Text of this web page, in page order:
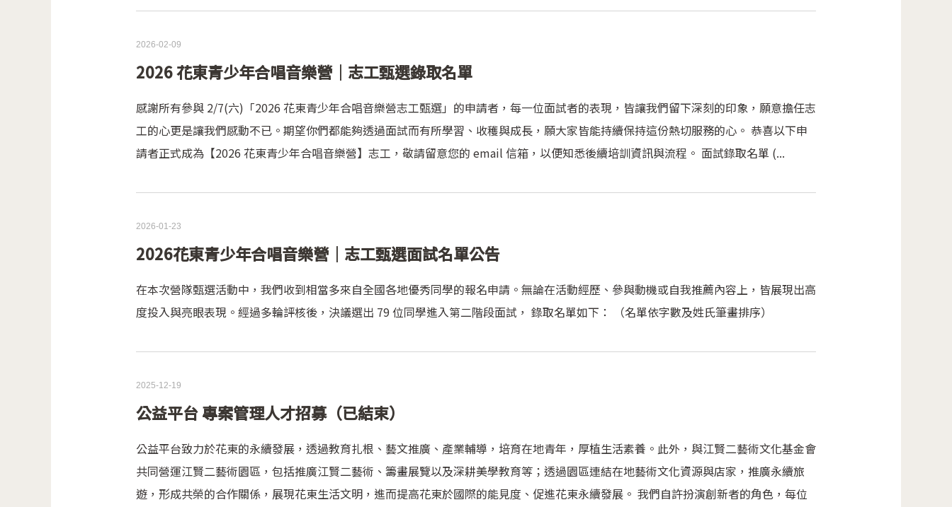
2026-02-09
2026 花東青少年合唱音樂營｜志工甄選錄取名單
感謝所有參與 2/7(六)「2026 花東青少年合唱音樂營志工甄選」的申請者，每一位面試者的表現，皆讓我們留下深刻的印象，願意擔任志
工的心更是讓我們感動不已。期望你們都能夠透過面試而有所學習、收穫與成長，願大家皆能持續保持這份熱切服務的心。 恭喜以下申
請者正式成為【2026 花東青少年合唱音樂營】志工，敬請留意您的 email 信箱，以便知悉後續培訓資訊與流程。 面試錄取名單 (...
2026-01-23
2026花東青少年合唱音樂營｜志工甄選面試名單公告
在本次營隊甄選活動中，我們收到相當多來自全國各地優秀同學的報名申請。無論在活動經歷、參與動機或自我推薦內容上，皆展現出高
度投入與亮眼表現。經過多輪評核後，決議選出 79 位同學進入第二階段面試， 錄取名單如下： （名單依字數及姓氏筆畫排序）
2025-12-19
公益平台 專案管理人才招募（已結束）
公益平台致力於花東的永續發展，透過教育扎根、藝文推廣、產業輔導，培育在地青年，厚植生活素養。此外，與江賢二藝術文化基金會
共同營運江賢二藝術園區，包括推廣江賢二藝術、籌畫展覽以及深耕美學教育等；透過園區連結在地藝術文化資源與店家，推廣永續旅
遊，形成共榮的合作關係，展現花東生活文明，進而提高花東於國際的能見度、促進花東永續發展。 我們自許扮演創新者的角色，每位